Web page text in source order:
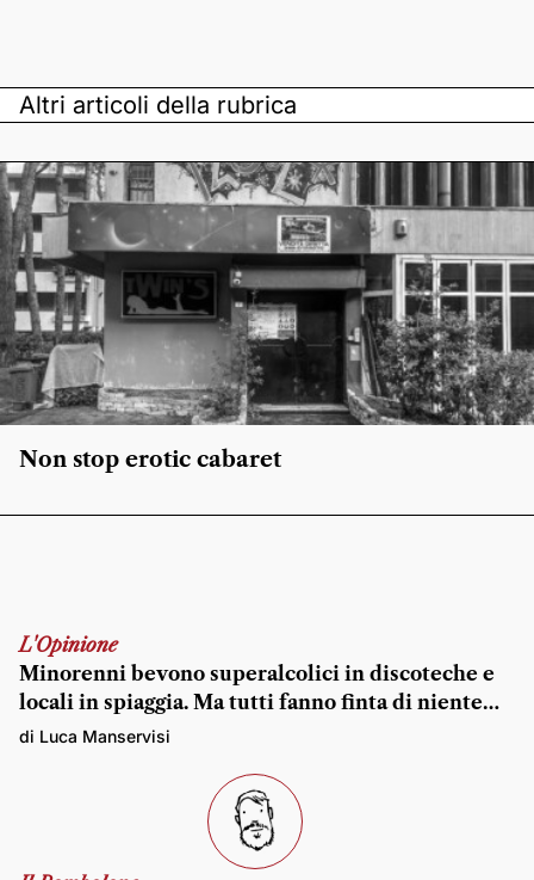
Altri articoli della rubrica
Non stop erotic cabaret
L'Opinione
Minorenni bevono superalcolici in discoteche e
locali in spiaggia. Ma tutti fanno finta di niente…
di Luca Manservisi